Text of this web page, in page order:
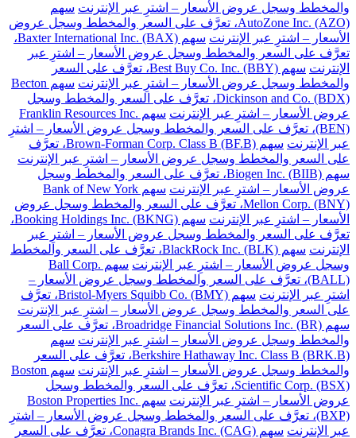
والمخطط وسجل عروض الأسعار – اشترِ عبر الإنترنت سهم
AutoZone Inc. (AZO)، تعرَّف على السعر والمخطط وسجل عروض
الأسعار – اشترِ عبر الإنترنت
سهم Baxter International Inc. (BAX)،
تعرَّف على السعر والمخطط وسجل عروض الأسعار – اشترِ عبر
الإنترنت
سهم Best Buy Co. Inc. (BBY)، تعرَّف على السعر
والمخطط وسجل عروض الأسعار – اشترِ عبر الإنترنت
سهم Becton
Dickinson and Co. (BDX)، تعرَّف على السعر والمخطط وسجل
عروض الأسعار – اشترِ عبر الإنترنت
سهم Franklin Resources Inc.
(BEN)، تعرَّف على السعر والمخطط وسجل عروض الأسعار – اشترِ
عبر الإنترنت
سهم Brown-Forman Corp. Class B (BF.B)، تعرَّف
على السعر والمخطط وسجل عروض الأسعار – اشترِ عبر الإنترنت
سهم Biogen Inc. (BIIB)، تعرَّف على السعر والمخطط وسجل
عروض الأسعار – اشترِ عبر الإنترنت
سهم Bank of New York
Mellon Corp. (BNY)، تعرَّف على السعر والمخطط وسجل عروض
الأسعار – اشترِ عبر الإنترنت
سهم Booking Holdings Inc. (BKNG)،
تعرَّف على السعر والمخطط وسجل عروض الأسعار – اشترِ عبر
الإنترنت
سهم BlackRock Inc. (BLK)، تعرَّف على السعر والمخطط
وسجل عروض الأسعار – اشترِ عبر الإنترنت
سهم Ball Corp.
(BALL)، تعرَّف على السعر والمخطط وسجل عروض الأسعار –
اشترِ عبر الإنترنت
سهم Bristol-Myers Squibb Co. (BMY)، تعرَّف
على السعر والمخطط وسجل عروض الأسعار – اشترِ عبر الإنترنت
سهم Broadridge Financial Solutions Inc. (BR)، تعرَّف على السعر
والمخطط وسجل عروض الأسعار – اشترِ عبر الإنترنت سهم
Berkshire Hathaway Inc. Class B (BRK.B)، تعرَّف على السعر
والمخطط وسجل عروض الأسعار – اشترِ عبر الإنترنت
سهم Boston
Scientific Corp. (BSX)، تعرَّف على السعر والمخطط وسجل
عروض الأسعار – اشترِ عبر الإنترنت
سهم Boston Properties Inc.
(BXP)، تعرَّف على السعر والمخطط وسجل عروض الأسعار – اشترِ
عبر الإنترنت
سهم Conagra Brands Inc. (CAG)، تعرَّف على السعر